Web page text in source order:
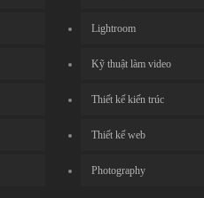
Lightroom
Kỹ thuật làm video
Thiết kế kiến trúc
Thiết kế web
Photography